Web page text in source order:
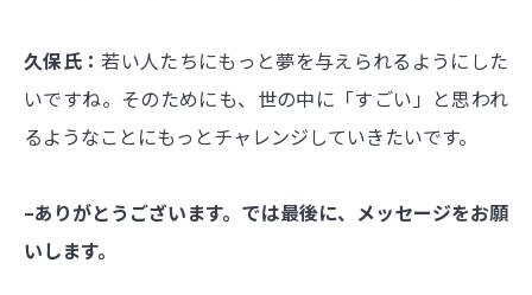
久保氏：若い人たちにもっと夢を与えられるようにした
いですね。そのためにも、世の中に「すごい」と思われ
るようなことにもっとチャレンジしていきたいです。
–ありがとうございます。では最後に、メッセージをお願
いします。